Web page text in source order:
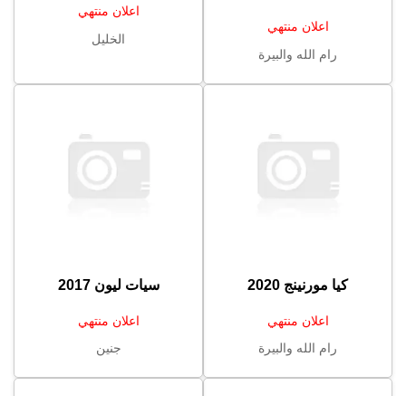
اعلان منتهي
رام الله والبيرة
اعلان منتهي
الخليل
كيا مورنينج 2020
اعلان منتهي
رام الله والبيرة
سيات ليون 2017
اعلان منتهي
جنين